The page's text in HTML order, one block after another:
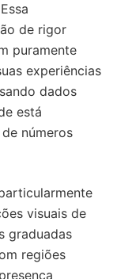
de rigor
puramente
experiências
dados
está
números
visuais de
graduadas
regiões